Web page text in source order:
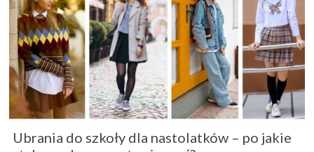
Ubrania do szkoły dla nastolatków – po jakie